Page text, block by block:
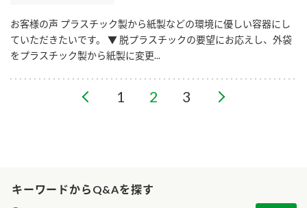
キーワードからQ&Aを探す
お客様の声 プラスチック製から紙製などの環境に優しい容器にし
ていただきたいです。 ▼ 脱プラスチックの要望にお応えし、外袋
をプラスチック製から紙製に変更...
1 2 3